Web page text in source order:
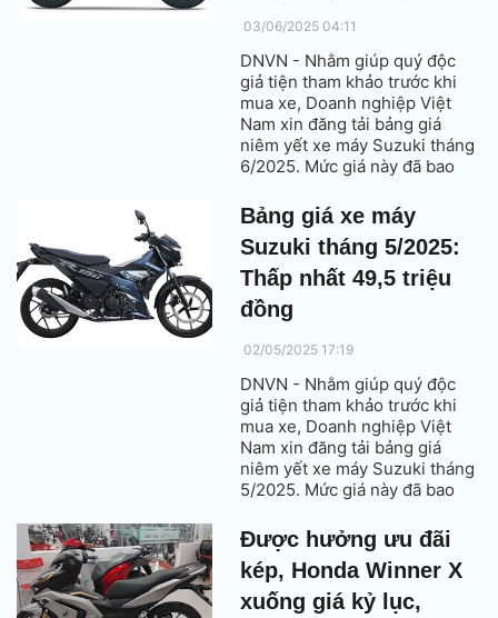
03/06/2025 04:11
DNVN - Nhằm giúp quý độc
giả tiện tham khảo trước khi
mua xe, Doanh nghiệp Việt
Nam xin đăng tải bảng giá
niêm yết xe máy Suzuki tháng
6/2025. Mức giá này đã bao
Bảng giá xe máy
Suzuki tháng 5/2025:
Thấp nhất 49,5 triệu
đồng
02/05/2025 17:19
DNVN - Nhằm giúp quý độc
giả tiện tham khảo trước khi
mua xe, Doanh nghiệp Việt
Nam xin đăng tải bảng giá
niêm yết xe máy Suzuki tháng
5/2025. Mức giá này đã bao
Được hưởng ưu đãi
kép, Honda Winner X
xuống giá kỷ lục,